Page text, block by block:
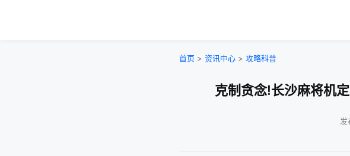
首页 > 资讯中心 > 攻略科普
克制贪念!长沙麻将机
发